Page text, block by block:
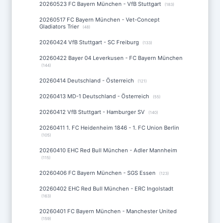
20260523 FC Bayern München - VfB Stuttgart (183)
20260517 FC Bayern München - Vet-Concept
Gladiators Trier
(48)
20260424 VfB Stuttgart - SC Freiburg (133)
20260422 Bayer 04 Leverkusen - FC Bayern München
(144)
20260414 Deutschland - Österreich (121)
20260413 MD-1 Deutschland - Österreich (55)
20260412 VfB Stuttgart - Hamburger SV (140)
20260411 1. FC Heidenheim 1846 - 1. FC Union Berlin
(105)
20260410 EHC Red Bull München - Adler Mannheim
(115)
20260406 FC Bayern München - SGS Essen (123)
20260402 EHC Red Bull München - ERC Ingolstadt
(163)
20260401 FC Bayern München - Manchester United
(159)